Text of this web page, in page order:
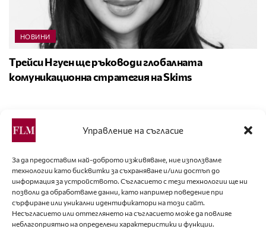
Управление на съгласие
За да предоставим най-доброто изживяване, ние използваме
технологии като бисквитки за съхраняване и/или достъп до
информация за устройството. Съгласието с тези технологии ще ни
позволи да обработваме данни, като например поведение при
сърфиране или уникални идентификатори на този сайт.
Несъгласието или оттеглянето на съгласието може да повлияе
неблагоприятно на определени характеристики и функции.
НОВИНИ
Трейси Нгуен ще ръководи глобалната
комуникационна стратегия на Skims
Най-популярни
КОЕТО УСПЯ ДА РАЗЦЪФНЕ
Ерлинг Холанд отново впечатли с модния си
избор